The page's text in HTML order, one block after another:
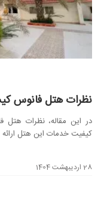
نظرات هتل فانوس
در این مقاله، نظرات
کیفیت خدمات این هتل
28 اردیبهشت 1404